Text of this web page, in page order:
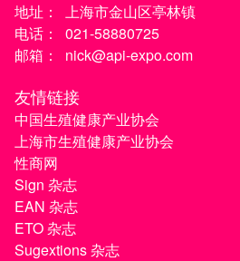
地址：
上海市金山区亭林镇
电话：
021-58880725
邮箱：
nick@api-expo.com
友情链接
中国生殖健康产业协会
上海市生殖健康产业协会
性商网
Sign 杂志
EAN 杂志
ETO 杂志
Sugextions 杂志